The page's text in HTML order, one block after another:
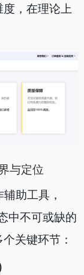
，在理论上
与定位
助工具，
中不可或缺的
关键环节：